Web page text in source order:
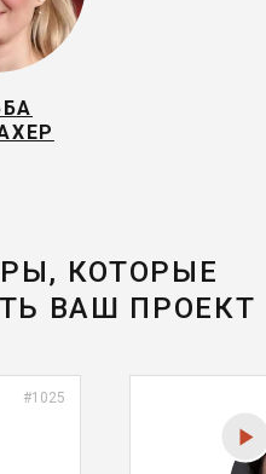
КОТОРЫЕ
ВАШ ПРОЕКТ
#1025